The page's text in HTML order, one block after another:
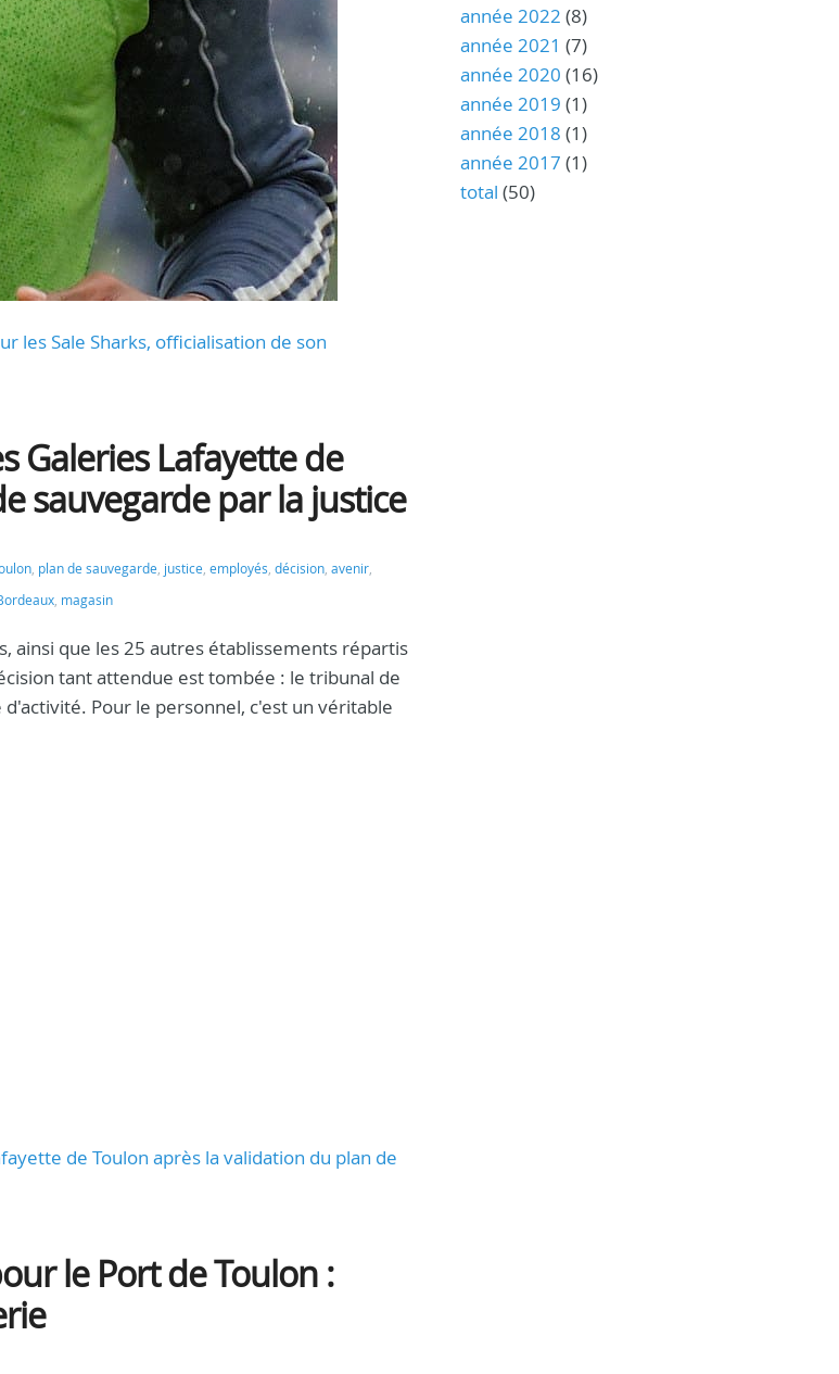
les Sale Sharks, officialisation de son
Galeries Lafayette de
sauvegarde par la justice
, plan de sauvegarde, justice, employés, décision, avenir,
, magasin
ainsi que les 25 autres établissements répartis
tant attendue est tombée : le tribunal de
Pour le personnel, c'est un véritable
de Toulon après la validation du plan de
le Port de Toulon :
année 2022 (8)
année 2021 (7)
année 2020 (16)
année 2019 (1)
année 2018 (1)
année 2017 (1)
total (50)